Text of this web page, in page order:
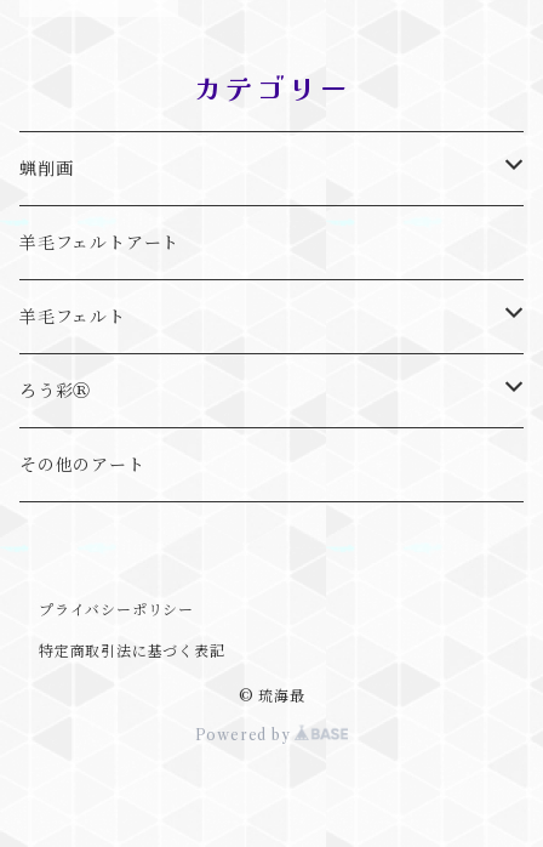
カテゴリー
蝋削画
抽象画
動物画
羊毛フェルトアート
羊毛フェルト
まるっとアニマル
ゆる～とアニマル
ブローチ
ろう彩Ⓡ
ろう彩Ⓡ書
ろう彩Ⓡ抽象画
その他のアート
プライバシーポリシー
特定商取引法に基づく表記
© 琉海最
Powered by